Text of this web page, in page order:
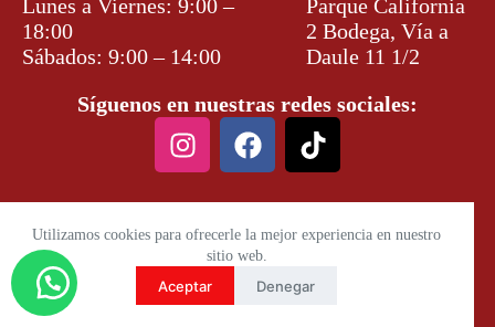
Utilizamos cookies para ofrecerle la mejor experiencia en nuestro
sitio web.
Aceptar Denegar
Lunes a Viernes: 9:00 –
18:00
Sábados: 9:00 – 14:00
Parque California
2 Bodega, Vía a
Daule 11 1/2
Síguenos en nuestras redes sociales: